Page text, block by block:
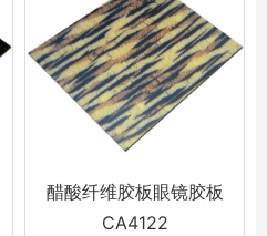
醋酸纤维胶板眼镜胶板
CA4122